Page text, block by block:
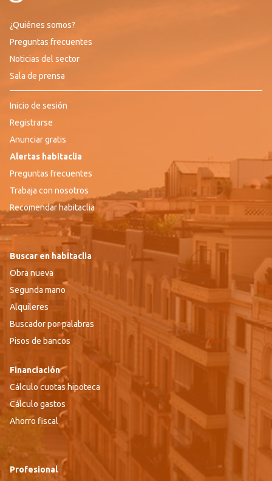
¿Quiénes somos?
Preguntas frecuentes
Noticias del sector
Sala de prensa
Inicio de sesión
Registrarse
Anunciar gratis
Alertas habitaclia
Preguntas frecuentes
Trabaja con nosotros
Recomendar habitaclia
Buscar en habitaclia
Obra nueva
Segunda mano
Alquileres
Buscador por palabras
Pisos de bancos
Financiación
Cálculo cuotas hipoteca
Cálculo gastos
Ahorro fiscal
Profesional